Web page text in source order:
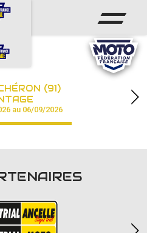
(91)
au 06/09/2026